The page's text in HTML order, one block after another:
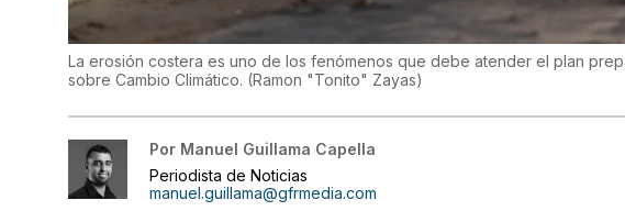
La erosión costera es uno de los fenómenos que debe atender el plan
sobre Cambio Climático. (Ramon "Tonito" Zayas)
Por Manuel Guillama Capella
Periodista de Noticias
manuel.guillama@gfrmedia.com